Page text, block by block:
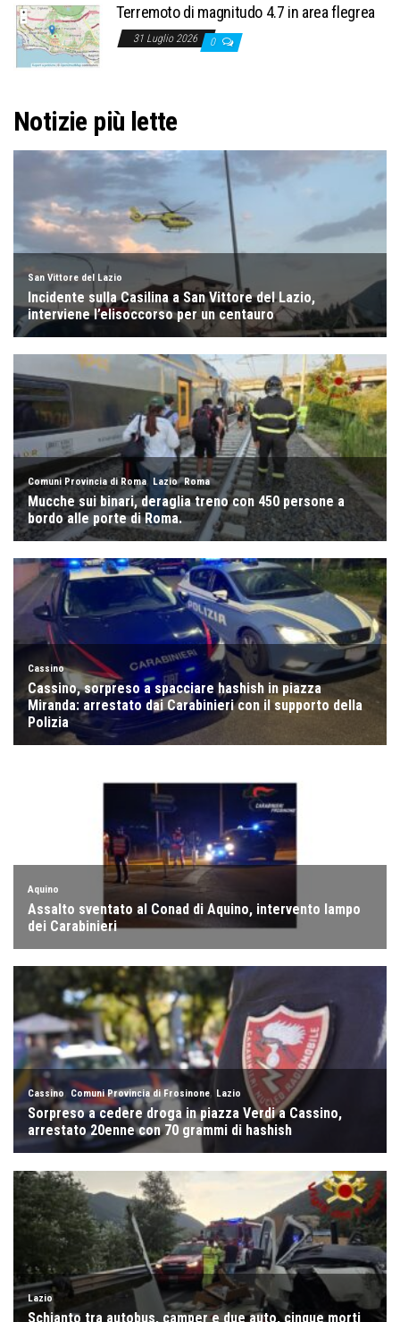
Terremoto di magnitudo 4.7 in area flegrea
31 Luglio 2026 0
Notizie più lette